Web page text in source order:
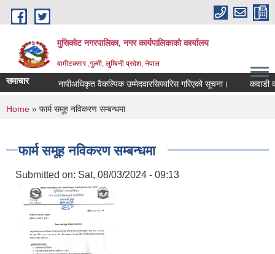
Skip to main content
मुसिकोट नगरपालिका, नगर कार्यपालिकाकाे कार्यालय
वामीटक्सार ,गुल्मी, लुम्बिनी प्रदेश, नेपाल
समाचार नापीअधिकृत वैकल्पिक उम्मेदवारसिफारिस गरिएको सूचना। कवाडी
You are here
Home » फार्म समूह नविकरण सम्बन्धमा
फार्म समूह नविकरण सम्बन्धमा
Submitted on: Sat, 08/03/2024 - 09:13